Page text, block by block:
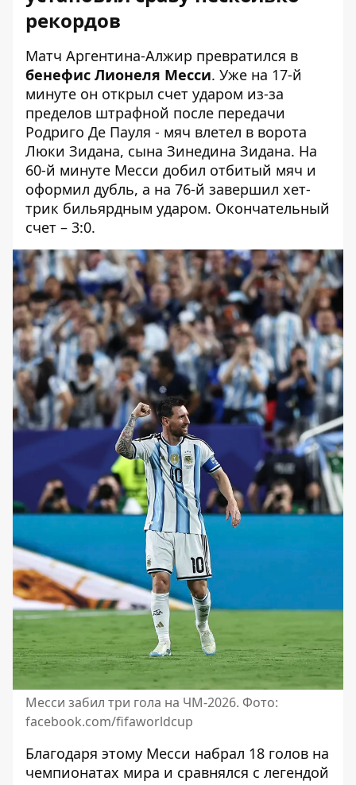
рекордов
Матч Аргентина-Алжир превратился в
бенефис Лионеля Месси. Уже на 17-й
минуте он открыл счет ударом из-за
пределов штрафной после передачи
Родриго Де Пауля - мяч влетел в ворота
Люки Зидана, сына Зинедина Зидана. На
60-й минуте Месси добил отбитый мяч и
оформил дубль, а на 76-й завершил хет-
трик бильярдным ударом. Окончательный
счет – 3:0.
Месси забил три гола на ЧМ-2026. Фото:
facebook.com/fifaworldcup
Благодаря этому Месси набрал 18 голов на
чемпионатах мира и сравнялся с легендой